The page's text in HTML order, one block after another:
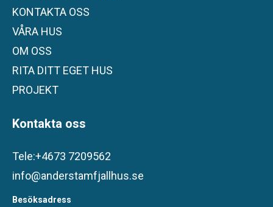
KONTAKTA OSS
VÅRA HUS
OM OSS
RITA DITT EGET HUS
PROJEKT
Kontakta oss
Tele:+4673 7209562
info@anderstamfjallhus.se
Besöksadress